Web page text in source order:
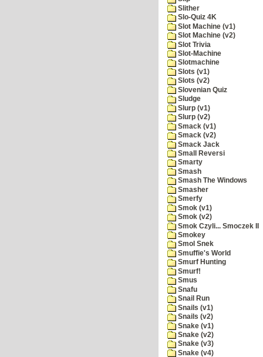
Slither
Slo-Quiz 4K
Slot Machine (v1)
Slot Machine (v2)
Slot Trivia
Slot-Machine
Slotmachine
Slots (v1)
Slots (v2)
Slovenian Quiz
Sludge
Slurp (v1)
Slurp (v2)
Smack (v1)
Smack (v2)
Smack Jack
Small Reversi
Smarty
Smash
Smash The Windows
Smasher
Smerfy
Smok (v1)
Smok (v2)
Smok Czyli... Smoczek II
Smokey
Smol Snek
Smuffie's World
Smurf Hunting
Smurf!
Smus
Snafu
Snail Run
Snails (v1)
Snails (v2)
Snake (v1)
Snake (v2)
Snake (v3)
Snake (v4)